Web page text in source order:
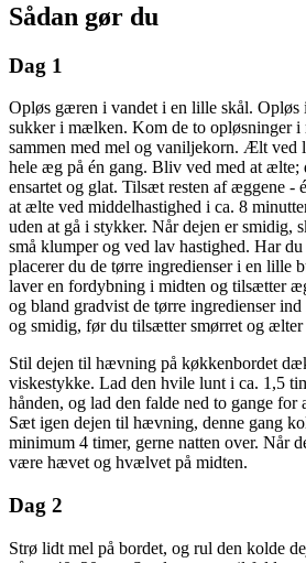
Sådan gør du
Dag 1
Opløs gæren i vandet i en lille skål. Opløs
sukker i mælken. Kom de to opløsninger i
sammen med mel og vaniljekorn. Ælt ved
hele æg på én gang. Bliv ved med at ælte;
ensartet og glat. Tilsæt resten af æggene -
at ælte ved middelhastighed i ca. 8
uden at gå i stykker. Når dejen er smidig,
små klumper og ved lav hastighed. Har
placerer du de tørre ingredienser i en lille
laver en fordybning i midten og tilsætter
og bland gradvist de tørre ingredienser
og smidig, før du tilsætter smørret og ælter
Stil dejen til hævning på køkkenbordet
viskestykke. Lad den hvile lunt i ca. 1,5
hånden, og lad den falde ned to gange for
Sæt igen dejen til hævning, denne gang
minimum 4 timer, gerne natten over. Når
være hævet og hvælvet på midten.
Dag 2
Strø lidt mel på bordet, og rul den kolde